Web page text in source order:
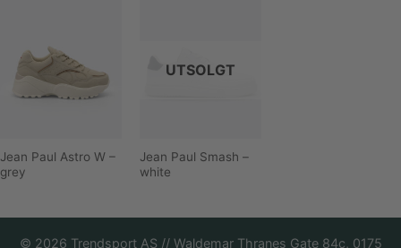
Jean Paul Astro W –
grey
UTSOLGT
Jean Paul Smash –
white
© 2026 Trendsport AS // Waldemar Thranes Gate 84c, 0175